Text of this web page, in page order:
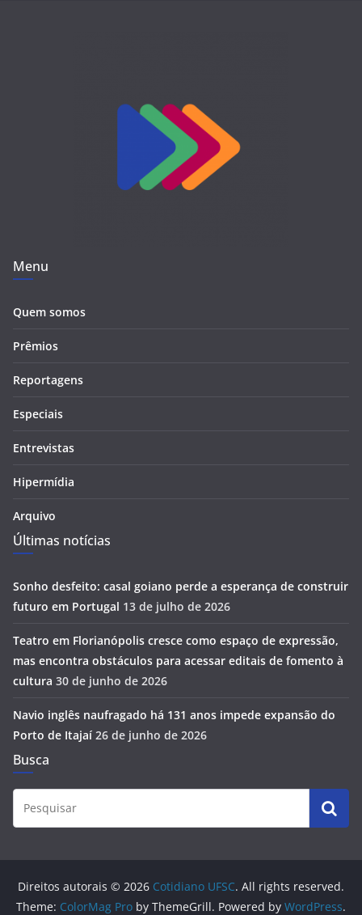
Menu
Quem somos
Prêmios
Reportagens
Especiais
Entrevistas
Hipermídia
Arquivo
Últimas notícias
Sonho desfeito: casal goiano perde a esperança de construir
futuro em Portugal 13 de julho de 2026
Teatro em Florianópolis cresce como espaço de expressão,
mas encontra obstáculos para acessar editais de fomento à
cultura 30 de junho de 2026
Navio inglês naufragado há 131 anos impede expansão do
Porto de Itajaí 26 de junho de 2026
Busca
Direitos autorais © 2026 Cotidiano UFSC. All rights reserved.
Theme: ColorMag Pro by ThemeGrill. Powered by WordPress.